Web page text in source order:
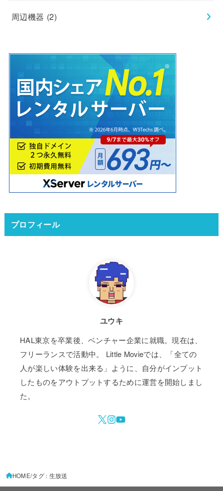
周辺機器 (2)
プロフィール
ユウキ
HAL東京を卒業後、ベンチャー企業に就職。現在は、
フリーランスで活動中。 Little Movieでは、「全ての
人が楽しい体験を出来る」ように、自分がインプット
したものをアウトプットするために運営を開始しまし
た。
HOME タグ : 生放送